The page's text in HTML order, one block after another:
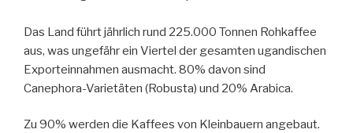
Das Land führt jährlich rund 225.000 Tonnen Rohkaffee
aus, was ungefähr ein Viertel der gesamten ugandischen
Exporteinnahmen ausmacht. 80% davon sind
Canephora-Varietäten (Robusta) und 20% Arabica.
Zu 90% werden die Kaffees von Kleinbauern angebaut.